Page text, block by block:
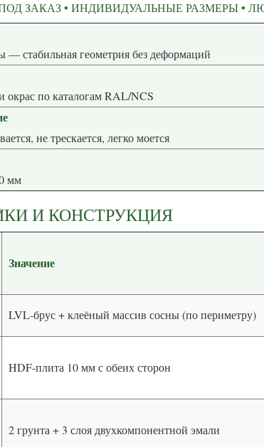
ЗАКАЗ • ИНДИВИДУАЛЬНЫЕ РАЗМЕРЫ •
сосны — стабильная геометрия
окрас по каталогам RAL/NCS
не трескается, легко моется
мм
И КОНСТРУКЦИЯ
Значение
LVL-брус + клеёный массив сосны (по периметру)
HDF-плита 10 мм с обеих сторон
2 грунта + 3 слоя двухкомпонентной эмали